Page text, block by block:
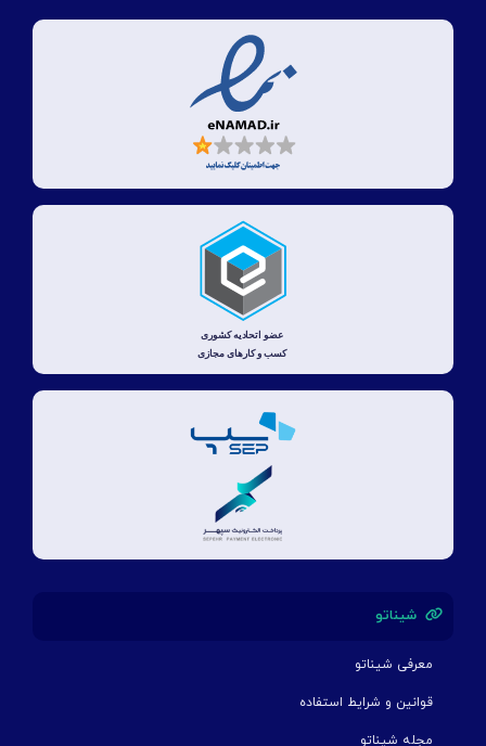
شیناتو
معرفی شیناتو
قوانین و شرایط استفاده
مجله شیناتو